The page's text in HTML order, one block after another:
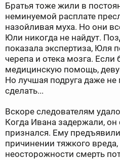
Братья тоже жили в
неминуемой расплате
назойливая муха. Но они
Юли никогда не найдут.
показала экспертиза, Юля
черепа и отека мозга.
медицинскую помощь,
Но лучшая подруга даже не
сделать...
Вскоре следователям
Когда Ивана задержали, он
признался. Ему
причинении тяжкого
неосторожности смерть